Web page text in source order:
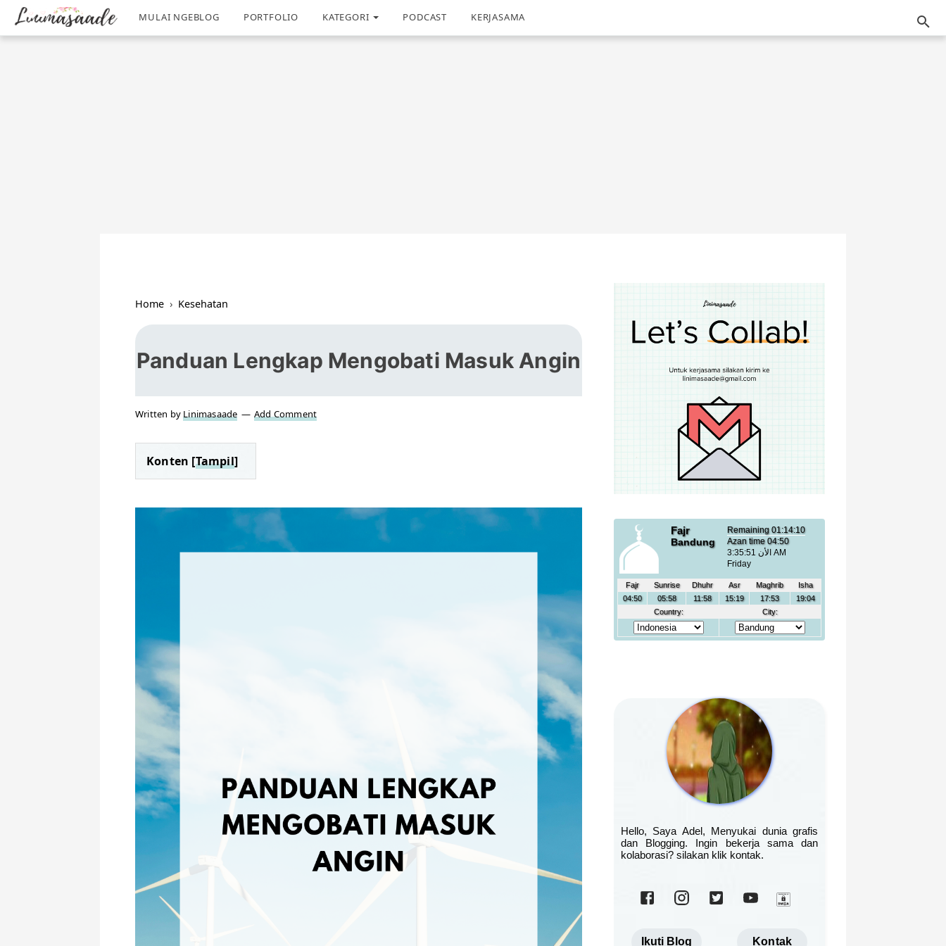
MULAI NGEBLOG PORTFOLIO KATEGORI PODCAST KERJASAMA
Home › Kesehatan
Panduan Lengkap Mengobati Masuk Angin
Written byLinimasaade Add Comment
Konten [Tampil]
Hello, Saya Adel, Menyukai dunia grafis
dan Blogging. Ingin bekerja sama dan
kolaborasi? silakan klik kontak.
Ikuti Blog Kontak